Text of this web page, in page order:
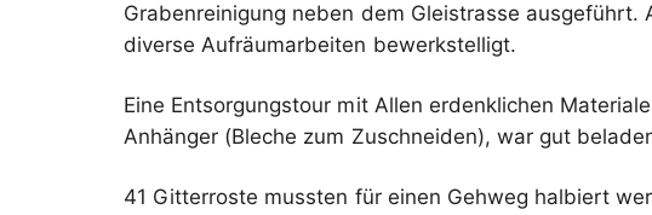
Grabenreinigung neben dem Gleistrasse
diverse Aufräumarbeiten bewerkstelligt.
Eine Entsorgungstour mit Allen erdenklichen
Anhänger (Bleche zum Zuschneiden), war gut
41 Gitterroste mussten für einen Gehweg halbiert